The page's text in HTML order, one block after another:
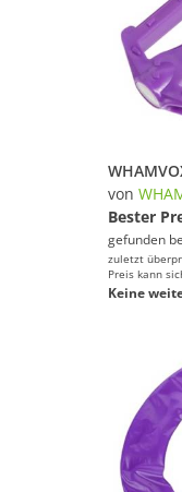
von
Bester
gefunden
zuletzt
Preis kann
Keine